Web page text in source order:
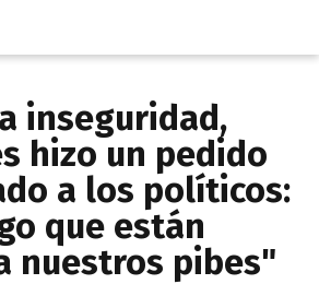
inseguridad,
hizo un pedido
a los políticos:
que están
nuestros pibes"